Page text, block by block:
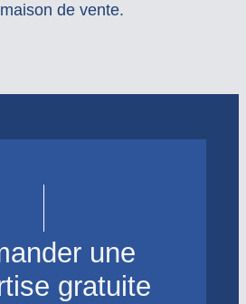
de vente.
une
gratuite